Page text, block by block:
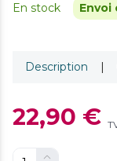
En stock Envoi
Description |
22,90 €